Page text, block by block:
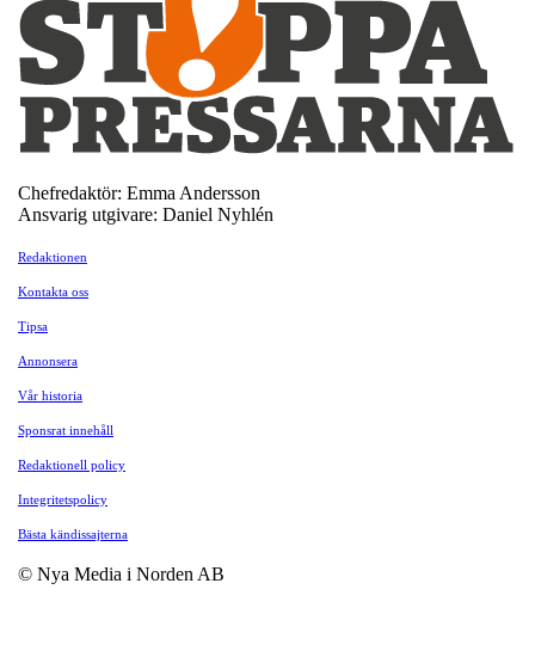
Chefredaktör: Emma Andersson
Ansvarig utgivare: Daniel Nyhlén
Redaktionen
Kontakta oss
Tipsa
Annonsera
Vår historia
Sponsrat innehåll
Redaktionell policy
Integritetspolicy
Bästa kändissajterna
© Nya Media i Norden AB